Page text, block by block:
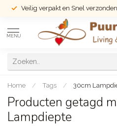
Veilig verpakt en Snel
MENU
Home / Tags / 30cm
Producten getagd
Lampdiepte